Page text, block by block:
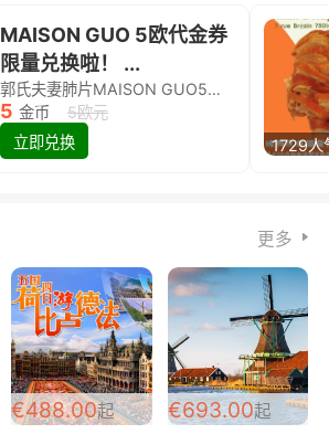
MAISON GUO 5欧代金券
限量兑换啦！ ...
郭氏夫妻肺片MAISON GUO5欧代金券限量兑换啦！
5 金币
5欧元
立即兑换
1729人
更多
€488.00起 €693.00起